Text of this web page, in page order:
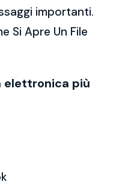
importanti.
Si Apre Un File
elettronica più